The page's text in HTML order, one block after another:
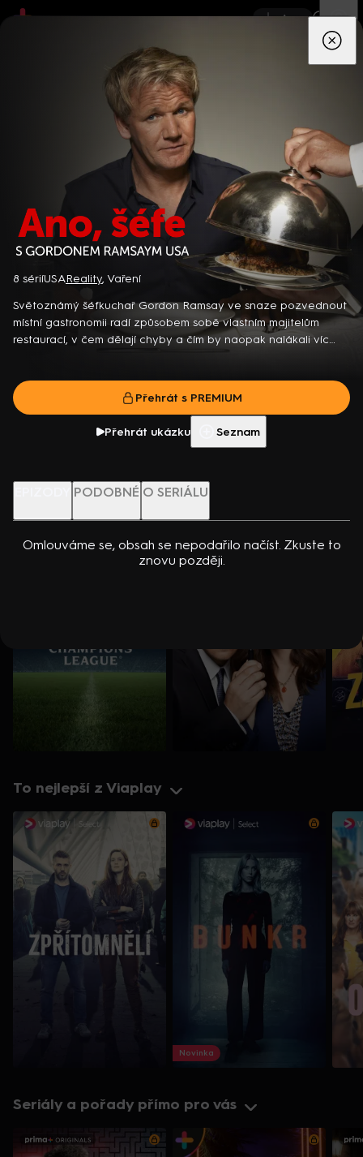
App
Děti Zprávy
Ano, šéfe s Gordonem Ramsaym USA
8 sériíUSAReality, Vaření
Světoznámý šéfkuchař Gordon Ramsay ve snaze pozvednout
místní gastronomii radí způsobem sobě vlastním majitelům
restaurací, v čem dělají chyby a čím by naopak nalákali víc
Přehrát s PREMIUM
Přehrát ukázku Seznam
PODOBNÉ O SERIÁLU
Omlouváme se, obsah se nepodařilo načíst. Zkuste to
znovu později.
Detektiv Karl Alberg přijíždí do přímořského městečka Gibsons,
aby zde převzal vedení místní policie a začal nový život po
bolestivém rozvodu. Společně se svým týmem odhaluje temná
tajemství, která narušují poklidnou atmosféru komunity a
současně se snaží zvládnout komplikovaný vztah s dospívající
Kreuková, R. Sutherland, A. Douglas, M. Loweová, S.
Spracklinová a další
8 epizod
Přehrát ukázku
Přehrát s PREMIUM
Více info
To nejlepší z Viaplay
Novinka
Seriály a pořady přímo pro vás